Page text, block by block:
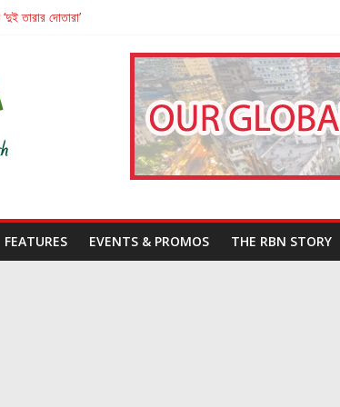
তারার দোতারা’
Film That Challenges Our Understanding of Justice
FEATURES EVENTS & PROMOS THE RBN STORY